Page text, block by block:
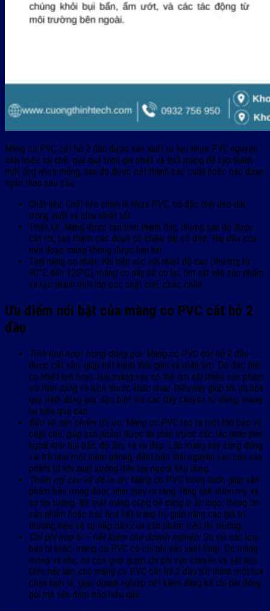
Màng co PVC cắt hở 2 đầu được sản xuất từ hạt nhựa PVC nguyên
sinh hoặc tái chế, qua quá trình gia nhiệt và thổi màng để tạo thành
một ống nhựa mỏng, sau đó được cắt thành các cuộn hoặc các đoạn
ngắn theo yêu cầu.
Chất liệu: Chất liệu chính là nhựa PVC, có đặc tính dẻo dai,
trong suốt và chịu nhiệt tốt.
Thiết kế: Màng được tạo hình thành ống, nhưng sau đó được
cắt rời, tạo thành các đoạn có chiều dài cố định. Hai đầu của
mỗi đoạn màng không được hàn kín.
Tính năng co nhiệt: Khi tiếp xúc với nhiệt độ cao (thường từ
90°C đến 120°C), màng co này sẽ co lại, ôm sát vào sản phẩm
và tạo thành một lớp bọc chặt chẽ, chắc chắn.
Ưu điểm nổi bật của màng co PVC cắt hở 2
đầu
Tính linh hoạt trong đóng gói: Màng co PVC cắt hở 2 đầu
được cắt sẵn, giúp tiết kiệm thời gian và nhân lực. Do đặc tính
co nhiệt linh hoạt, loại màng này có thể ôm sát nhiều sản phẩm
với hình dạng và kích thước khác nhau. Điều này giúp tối ưu hóa
quy trình đóng gói, đặc biệt với các dây chuyền tự động, mang
lại hiệu quả cao.
Bảo vệ sản phẩm tối ưu:Màng co PVC tạo ra một lớp bảo vệ
chặt chẽ, giúp sản phẩm được an toàn trước các tác nhân bên
ngoài như bụi bẩn, độ ẩm, và va đập. Lớp màng này cũng đóng
vai trò như một niêm phong, đảm bảo tính nguyên vẹn của sản
phẩm từ khi xuất xưởng đến tay người tiêu dùng.
Thẩm mỹ cao và dễ in ấn:Màng co PVC trong suốt, giúp sản
phẩm bên trong được nhìn thấy rõ ràng, tăng tính thẩm mỹ và
sự tin tưởng. Bề mặt màng cũng dễ dàng in ấn logo, thông tin
sản phẩm hoặc các họa tiết trang trí, giúp nâng cao giá trị
thương hiệu và sự hấp dẫn của sản phẩm trên thị trường.
Chi phí hợp lý – tiết kiệm cho doanh nghiệp:So với các loại
bao bì khác, màng co PVC có chi phí sản xuất thấp. Do màng
mỏng và nhẹ, nó còn giúp giảm chi phí vận chuyển và vật liệu.
Điều này làm cho màng co PVC cắt hở 2 đầu trở thành một lựa
chọn kinh tế, giúp doanh nghiệp tiết kiệm đáng kể chi phí đóng
gói mà vẫn đảm bảo hiệu quả.